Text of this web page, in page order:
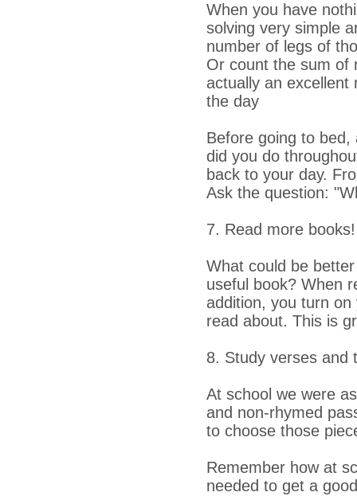
When you have
solving very simple
number of legs of
Or count the sum of
actually an
the day
Before going to
did you do
back to your day.
Ask the question:
7. Read more books!
What could be
useful book? When
addition, you turn
read about. This is
8. Study verses and
At school we were
and non-rhymed
to choose those
Remember how at
needed to get a